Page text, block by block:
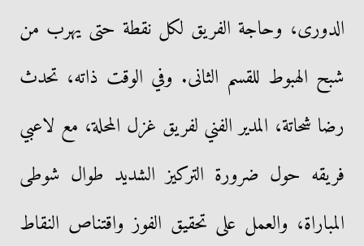
الدورى، وحاجة الفريق لكل نقطة حتى يهرب من
شبح الهبوط للقسم الثانى. وفي الوقت ذاته، تحدث
رضا شحاتة، المدير الفني لفريق غزل المحلة، مع لاعبي
فريقه حول ضرورة التركيز الشديد طوال شوطى
المباراة، والعمل على تحقيق الفوز واقتناص النقاط